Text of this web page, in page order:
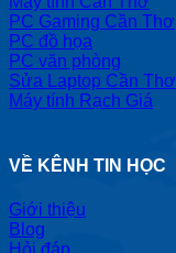
PC Gaming Cần Thơ
PC đồ họa
PC văn phòng
Sửa Laptop Cần Thơ
Máy tính Rạch Giá
VỀ KÊNH TIN HỌC
Giới thiệu
Blog
Hỏi đáp